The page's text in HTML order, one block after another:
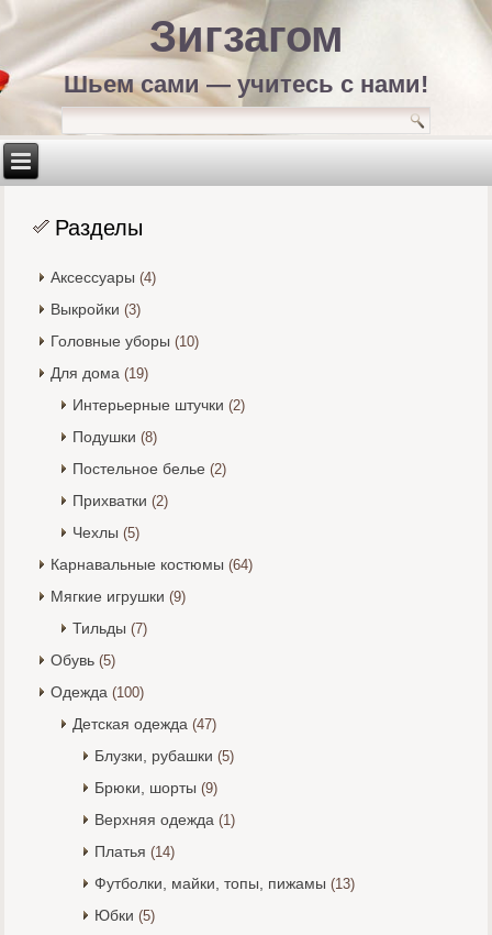
Зигзагом
Шьем сами — учитесь с нами!
Разделы
Аксессуары (4)
Выкройки (3)
Головные уборы (10)
Для дома (19)
Интерьерные штучки (2)
Подушки (8)
Постельное белье (2)
Прихватки (2)
Чехлы (5)
Карнавальные костюмы (64)
Мягкие игрушки (9)
Тильды (7)
Обувь (5)
Одежда (100)
Детская одежда (47)
Блузки, рубашки (5)
Брюки, шорты (9)
Верхняя одежда (1)
Платья (14)
Футболки, майки, топы, пижамы (13)
Юбки (5)